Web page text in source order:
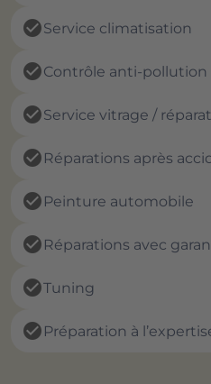
check_circleService climatisation
check_circleContrôle anti-pollution
check_circleService vitrage /
check_circle Réparations après
check_circle Peinture automobile
check_circle Réparations avec
check_circleTuning
check_circle Préparation à